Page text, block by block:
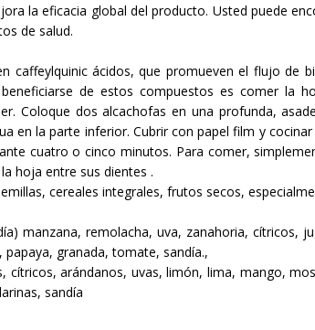
la eficacia global del producto. Usted puede
de salud.
caffeylquinic ácidos, que promueven el flujo de
beneficiarse de estos compuestos es comer la
. Coloque dos alcachofas en una profunda,
en la parte inferior. Cubrir con papel film y cocinar
cuatro o cinco minutos. Para comer,
la hoja entre sus dientes .
, cereales integrales, frutos secos,
)manzana, remolacha, uva, zanahoria,cítricos,
, papaya, granada,tomate, sandía.,
, cítricos,arándanos, uvas,limón, lima, mango,
, sandía